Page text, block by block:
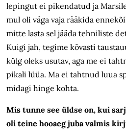
lepingut ei pikendatud ja
mul oli väga vaja rääkida
mitte lasta sel jääda tehniliste
Kuigi jah, tegime kõvasti
külg oleks usutav, aga me ei
pikali lüüa. Ma ei tahtnud luua
midagi hinge kohta.
Mis tunne see üldse on, kui
oli teine hooaeg juba valmis